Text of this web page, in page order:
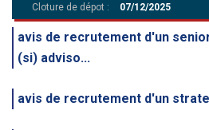
Cloture de dépot :
07/12/2025
avis de recrutement d'un
(si) adviso...
avis de recrutement d'un